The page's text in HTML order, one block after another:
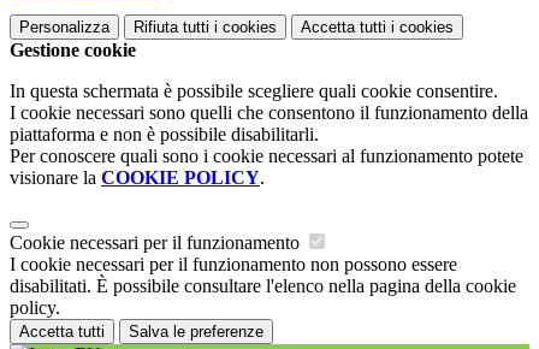
Personalizza Rifiuta tutti i cookies Accetta tutti i cookies
Gestione cookie
In questa schermata è possibile scegliere quali cookie consentire.
I cookie necessari sono quelli che consentono il funzionamento della
piattaforma e non è possibile disabilitarli.
Per conoscere quali sono i cookie necessari al funzionamento potete
visionare la COOKIE POLICY.
Cookie necessari per il funzionamento
I cookie necessari per il funzionamento non possono essere
disabilitati. È possibile consultare l'elenco nella pagina della cookie
policy.
Accetta tutti Salva le preferenze